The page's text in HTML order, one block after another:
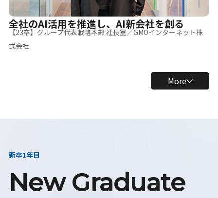
全社のAI活用を推進し、AI新会社を創る
【23卒】グループ代表戦略本部 社長室／GMOインターネット株
式会社
More
新卒1年目
New Graduate